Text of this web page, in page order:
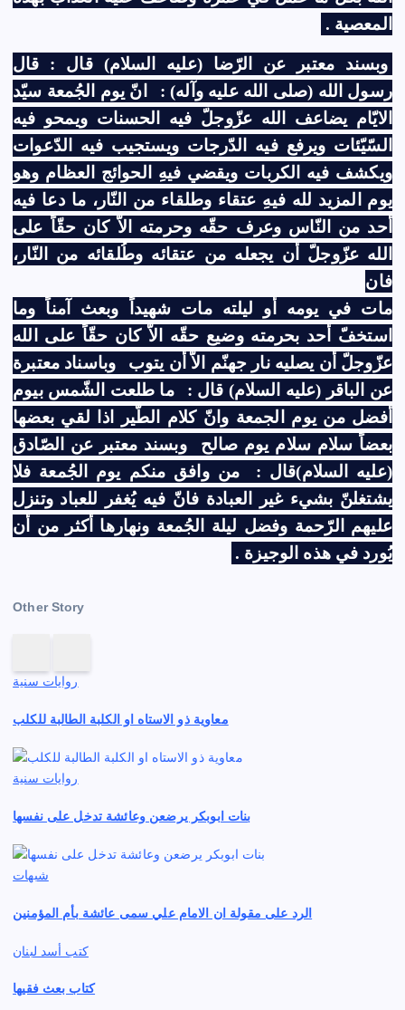
المعصية .
وبسند معتبر عن الرّضا (عليه السلام) قال : قال
رسول الله (صلى الله عليه وآله) :
انّ يوم الجُمعة سيّد
الايّام يضاعف الله عزّوجلّ فيه الحسنات ويمحو فيه
السّيّئات ويرفع فيه الدّرجات ويستجيب فيه الدّعوات
ويكشف فيه الكربات ويقضي فيهِ الحوائج العظام وهو
يوم المزيد لله فيهِ عتقاء وطلقاء من النّار، ما دعا فيه
أحد من النّاس وعرف حقّه وحرمته الاّ كان حقّاً على
الله عزّوجلّ أن يجعله من عتقائه وطُلقائه من النّار،
فان
مات في يومه أو ليلته مات شهيداً وبعث آمناً وما
استخفّ أحد بحرمته وضيع حقّه الاّ كان حقّاً على الله
عزّوجلّ أن يصليه نار جهنّم الاّ أن يتوب
وباسناد معتبرة
عن الباقر (عليه السلام) قال :
ما طلعت الشّمس بيوم
أفضل من يوم الجمعة وانّ كلام الطّير اذا لقي بعضها
بعضاً سلام سلام يوم صالح
وبسند معتبر عن الصّادق
(عليه السلام)قال :
من وافق منكم يوم الجُمعة فلا
يشتغلنّ بشيء غير العبادة فانّ فيه يُغفر للعباد وتنزل
عليهم الرّحمة وفضل ليلة الجُمعة ونهارها أكثر من أن
يُورد في هذه الوجيزة .
Other Story
روايات سنية
معاوية ذو الاستاه او الكلبة الطالبة للكلب
روايات سنية
بنات ابوبكر يرضعن وعائشة تدخل على نفسها
شبهات
الرد على مقولة ان الامام علي سمى عائشة بأم المؤمنين
كتب أسد لبنان
كتاب بعث فقيها